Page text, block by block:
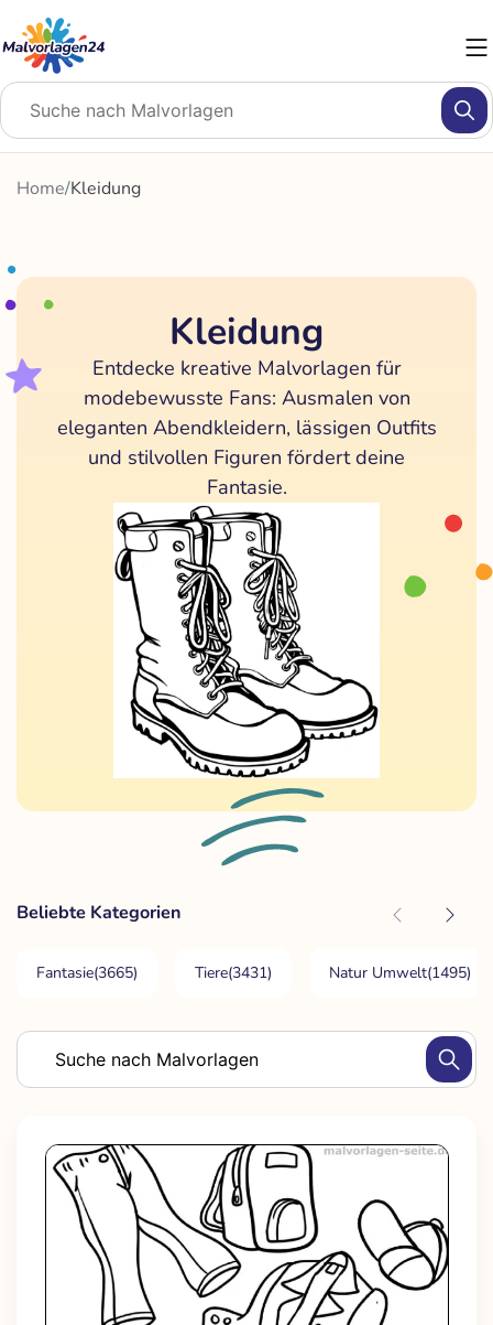
Inhalt
springen
Home/Kleidung
Kleidung
Entdecke kreative Malvorlagen für
modebewusste Fans: Ausmalen von
eleganten Abendkleidern, lässigen Outfits
und stilvollen Figuren fördert deine
Fantasie.
Beliebte Kategorien
Fantasie(3665) Tiere(3431) Natur Umwelt(1495)